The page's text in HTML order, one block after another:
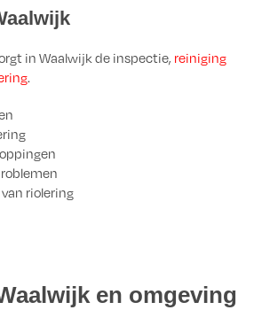
in Waalwijk de inspectie, reiniging
.
riolering
en omgeving